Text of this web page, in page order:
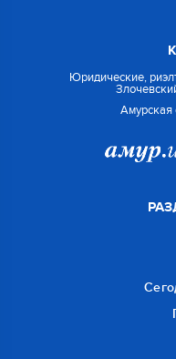
Юридические,
Амурская